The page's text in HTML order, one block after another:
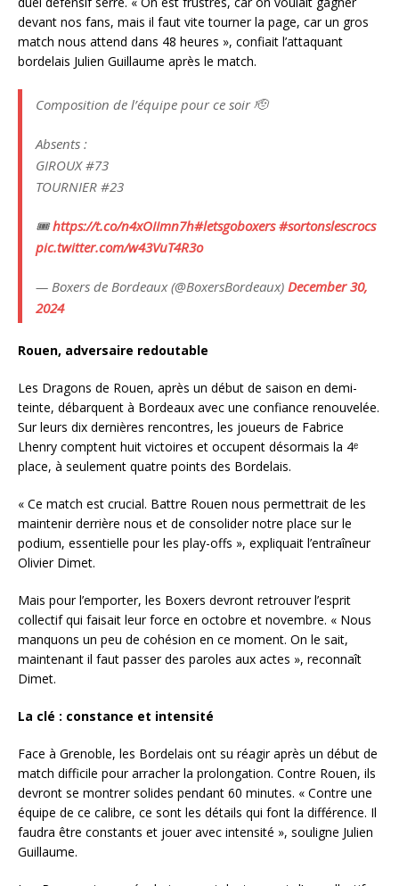
devant nos fans, mais il faut vite tourner la page, car un gros
match nous attend dans 48 heures », confiait l’attaquant
bordelais Julien Guillaume après le match.
Composition de l’équipe pour ce soir 🫡
Absents :
GIROUX #73
TOURNIER #23
🎟️https://t.co/n4xOIImn7h#letsgoboxers #sortonslescrocs
pic.twitter.com/w43VuT4R3o
— Boxers de Bordeaux (@BoxersBordeaux) December 30,
2024
Rouen, adversaire redoutable
Les Dragons de Rouen, après un début de saison en demi-
teinte, débarquent à Bordeaux avec une confiance renouvelée.
Sur leurs dix dernières rencontres, les joueurs de Fabrice
Lhenry comptent huit victoires et occupent désormais la 4ᵉ
place, à seulement quatre points des Bordelais.
« Ce match est crucial. Battre Rouen nous permettrait de les
maintenir derrière nous et de consolider notre place sur le
podium, essentielle pour les play-offs », expliquait l’entraîneur
Olivier Dimet.
Mais pour l’emporter, les Boxers devront retrouver l’esprit
collectif qui faisait leur force en octobre et novembre. « Nous
manquons un peu de cohésion en ce moment. On le sait,
maintenant il faut passer des paroles aux actes », reconnaît
Dimet.
La clé : constance et intensité
Face à Grenoble, les Bordelais ont su réagir après un début de
match difficile pour arracher la prolongation. Contre Rouen, ils
devront se montrer solides pendant 60 minutes. « Contre une
équipe de ce calibre, ce sont les détails qui font la différence. Il
faudra être constants et jouer avec intensité », souligne Julien
Guillaume.